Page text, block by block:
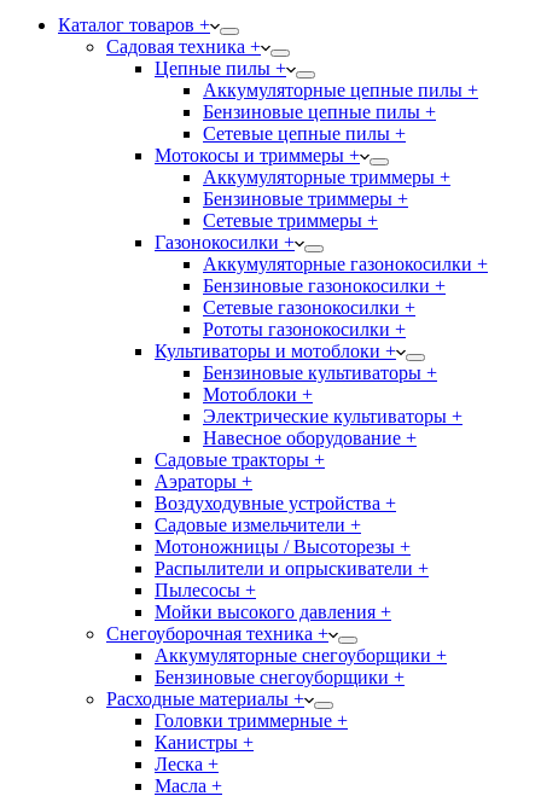
Каталог товаров +
Садовая техника +
Цепные пилы +
Аккумуляторные цепные пилы +
Бензиновые цепные пилы +
Сетевые цепные пилы +
Мотокосы и триммеры +
Аккумуляторные триммеры +
Бензиновые триммеры +
Сетевые триммеры +
Газонокосилки +
Аккумуляторные газонокосилки +
Бензиновые газонокосилки +
Сетевые газонокосилки +
Рототы газонокосилки +
Культиваторы и мотоблоки +
Бензиновые культиваторы +
Мотоблоки +
Электрические культиваторы +
Навесное оборудование +
Садовые тракторы +
Аэраторы +
Воздуходувные устройства +
Садовые измельчители +
Мотоножницы / Высоторезы +
Распылители и опрыскиватели +
Пылесосы +
Мойки высокого давления +
Снегоуборочная техника +
Аккумуляторные снегоуборщики +
Бензиновые снегоуборщики +
Расходные материалы +
Головки триммерные +
Канистры +
Леска +
Масла +